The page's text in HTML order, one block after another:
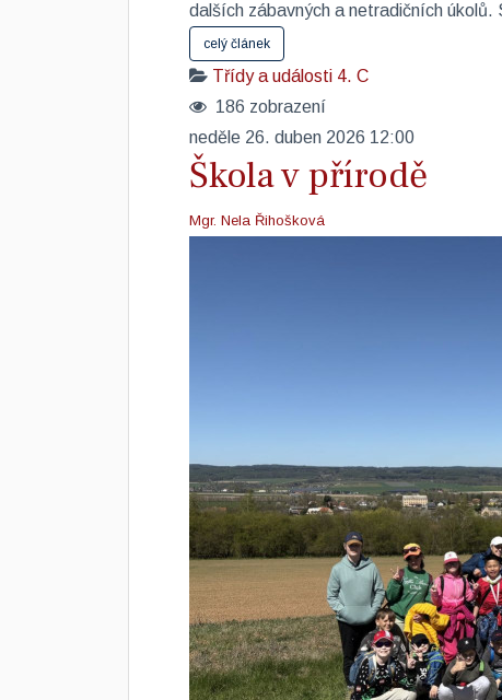
dalších zábavných a netradičních
celý článek
Třídy a události 4. C
186 zobrazení
neděle 26. duben 2026 12:00
Škola v přírodě
Mgr. Nela Řihošková